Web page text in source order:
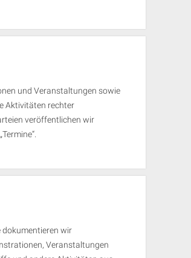
und Veranstaltungen sowie
Aktivitäten rechter
veröffentlichen wir
dokumentieren wir
Veranstaltungen